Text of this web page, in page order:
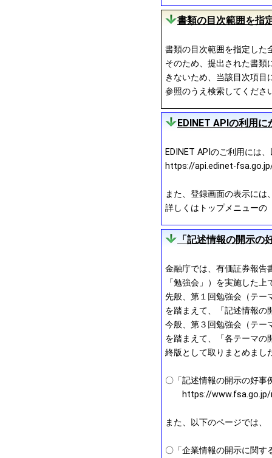
書類の目次範囲を指
書類の目次範囲を指定した
そのため、提出された書類
きないため、当該目次項
参照のうえ検索してくださ
EDINET APIの利用
EDINET APIのご利用には
https://api.edinet-
また、登録画面の表示に
詳しくはトップメニューの
「記述情報の開示の
金融庁では、有価証券報告
「勉強会」）を実施した
先般、第１回勉強会（テー
を踏まえて、「記述情報の
今般、第３回勉強会（テー
を踏まえて、「各テーマの
終版として取りまとめまし
〇「記述情報の開示の好
https://www.fsa.go.jp/
また、以下のページでは
〇「企業情報の開示に関す